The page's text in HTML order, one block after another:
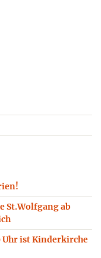
St.Wolfgang ab
Uhr ist Kinderkirche